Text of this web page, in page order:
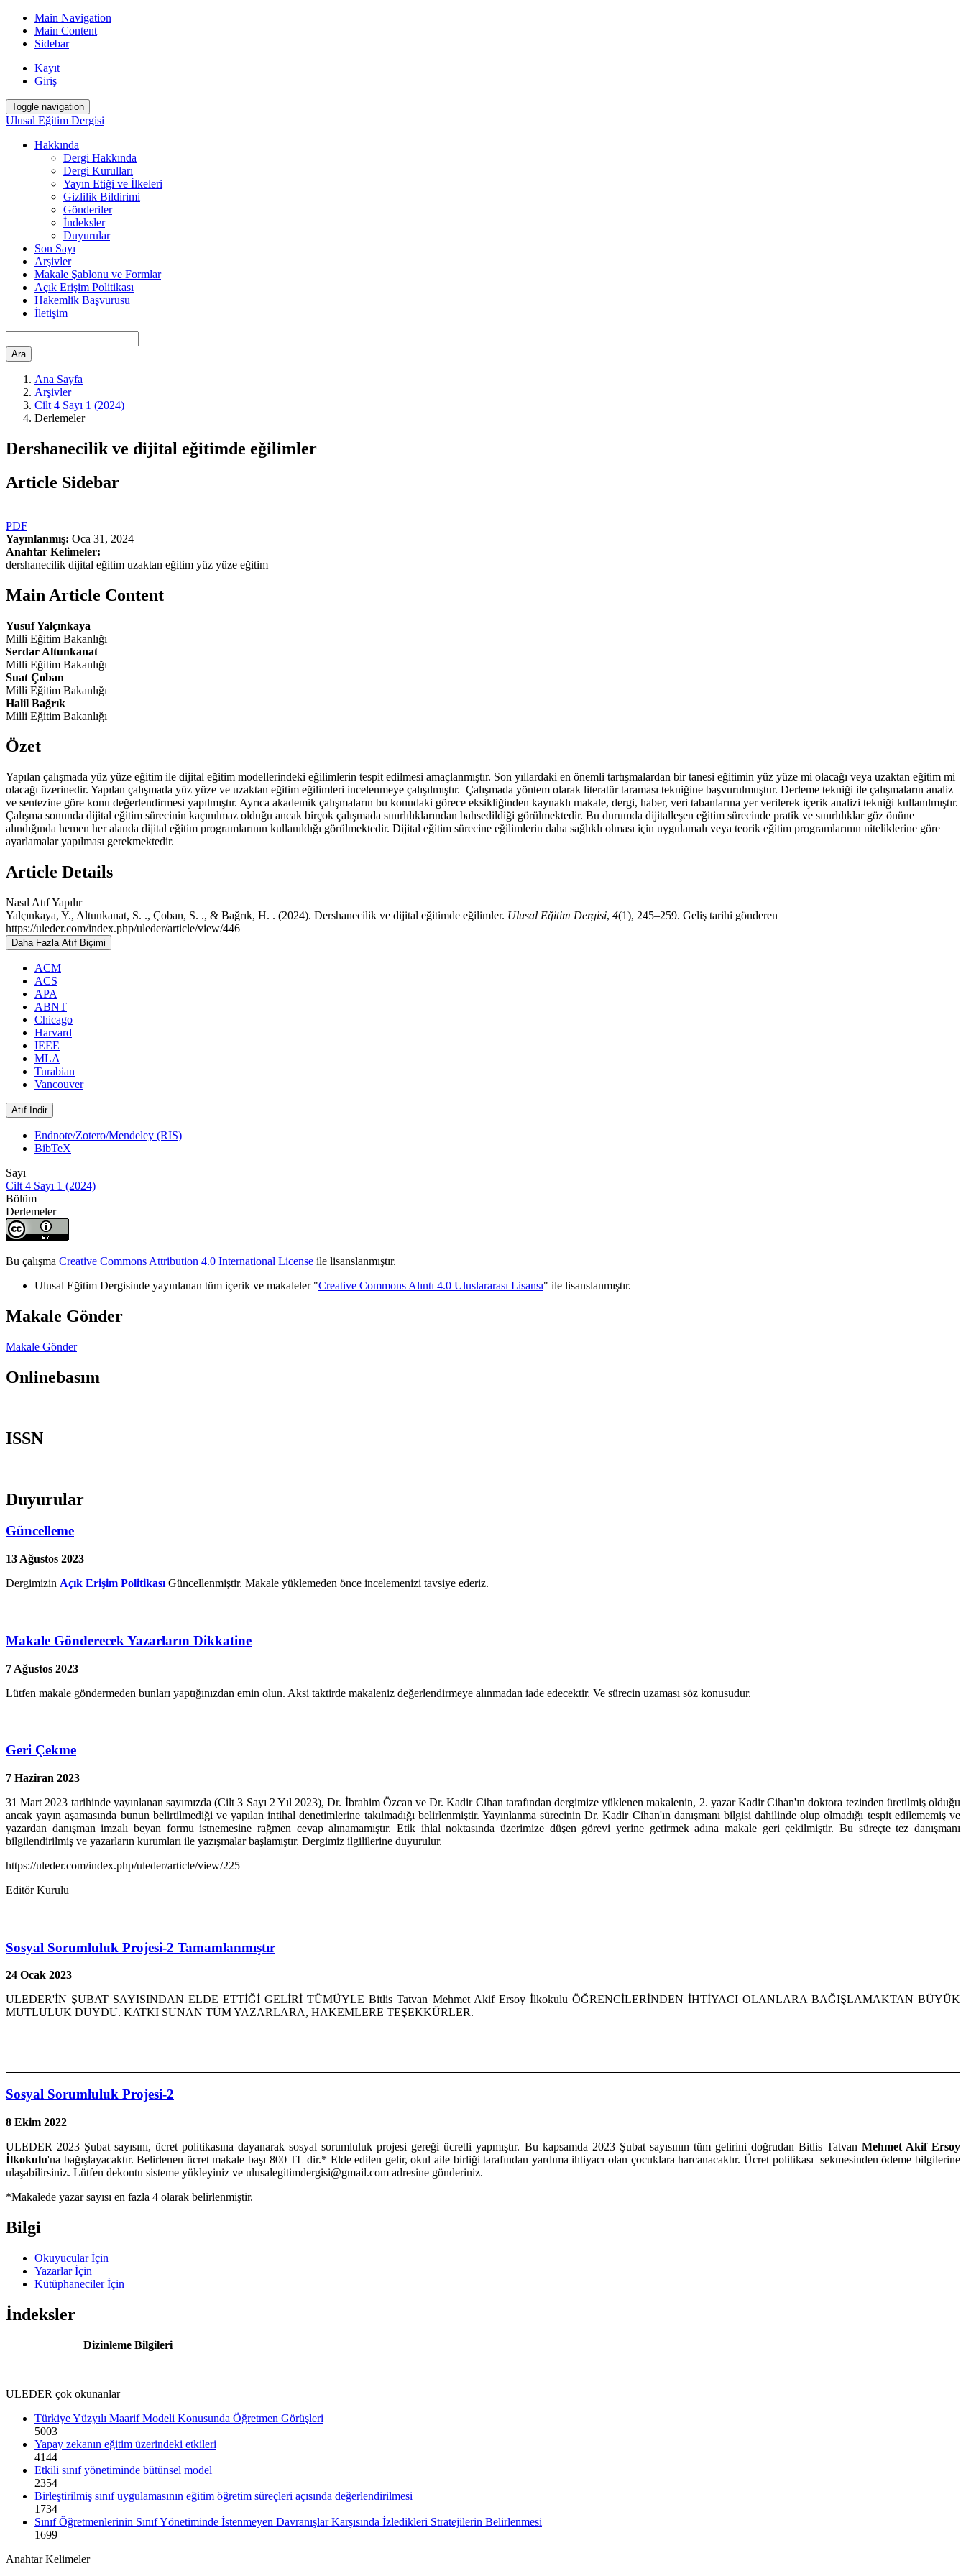
Main Navigation
Main Content
Sidebar
Kayıt
Giriş
Toggle navigation
Ulusal Eğitim Dergisi
Hakkında
Dergi Hakkında
Dergi Kurulları
Yayın Etiği ve İlkeleri
Gizlilik Bildirimi
Gönderiler
İndeksler
Duyurular
Son Sayı
Arşivler
Makale Şablonu ve Formlar
Açık Erişim Politikası
Hakemlik Başvurusu
İletişim
Ara
Ana Sayfa
Arşivler
Cilt 4 Sayı 1 (2024)
Derlemeler
Dershanecilik ve dijital eğitimde eğilimler
Article Sidebar
PDF
Yayınlanmış: Oca 31, 2024
Anahtar Kelimeler:
dershanecilik dijital eğitim uzaktan eğitim yüz yüze eğitim
Main Article Content
Yusuf Yalçınkaya
Milli Eğitim Bakanlığı
Serdar Altunkanat
Milli Eğitim Bakanlığı
Suat Çoban
Milli Eğitim Bakanlığı
Halil Bağrık
Milli Eğitim Bakanlığı
Özet
Yapılan çalışmada yüz yüze eğitim ile dijital eğitim modellerindeki eğilimlerin tespit edilmesi amaçlanmıştır. Son yıllardaki en önemli tartışmalardan bir tanesi eğitimin yüz yüze mi olacağı veya uzaktan eğitim mi
olacağı üzerinedir. Yapılan çalışmada yüz yüze ve uzaktan eğitim eğilimleri incelenmeye çalışılmıştır. Çalışmada yöntem olarak literatür taraması tekniğine başvurulmuştur. Derleme tekniği ile çalışmaların analiz
ve sentezine göre konu değerlendirmesi yapılmıştır. Ayrıca akademik çalışmaların bu konudaki görece eksikliğinden kaynaklı makale, dergi, haber, veri tabanlarına yer verilerek içerik analizi tekniği kullanılmıştır.
Çalışma sonunda dijital eğitim sürecinin kaçınılmaz olduğu ancak birçok çalışmada sınırlılıklarından bahsedildiği görülmektedir. Bu durumda dijitalleşen eğitim sürecinde pratik ve sınırlılıklar göz önüne
alındığında hemen her alanda dijital eğitim programlarının kullanıldığı görülmektedir. Dijital eğitim sürecine eğilimlerin daha sağlıklı olması için uygulamalı veya teorik eğitim programlarının niteliklerine göre
ayarlamalar yapılması gerekmektedir.
Article Details
Nasıl Atıf Yapılır
Yalçınkaya, Y., Altunkanat, S. ., Çoban, S. ., & Bağrık, H. . (2024). Dershanecilik ve dijital eğitimde eğilimler. Ulusal Eğitim Dergisi, 4(1), 245–259. Geliş tarihi gönderen
https://uleder.com/index.php/uleder/article/view/446
Daha Fazla Atıf Biçimi
ACM
ACS
APA
ABNT
Chicago
Harvard
IEEE
MLA
Turabian
Vancouver
Atıf İndir
Endnote/Zotero/Mendeley (RIS)
BibTeX
Sayı
Cilt 4 Sayı 1 (2024)
Bölüm
Derlemeler
Bu çalışma Creative Commons Attribution 4.0 International License ile lisanslanmıştır.
Ulusal Eğitim Dergisinde yayınlanan tüm içerik ve makaleler "Creative Commons Alıntı 4.0 Uluslararası Lisansı" ile lisanslanmıştır.
Makale Gönder
Makale Gönder
Onlinebasım
ISSN
Duyurular
Güncelleme
13 Ağustos 2023
Dergimizin Açık Erişim Politikası Güncellenmiştir. Makale yüklemeden önce incelemenizi tavsiye ederiz.
Makale Gönderecek Yazarların Dikkatine
7 Ağustos 2023
Lütfen makale göndermeden bunları yaptığınızdan emin olun. Aksi taktirde makaleniz değerlendirmeye alınmadan iade edecektir. Ve sürecin uzaması söz konusudur.
Geri Çekme
7 Haziran 2023
31 Mart 2023 tarihinde yayınlanan sayımızda (Cilt 3 Sayı 2 Yıl 2023), Dr. İbrahim Özcan ve Dr. Kadir Cihan tarafından dergimize yüklenen makalenin, 2. yazar Kadir Cihan'ın doktora tezinden üretilmiş olduğu
ancak yayın aşamasında bunun belirtilmediği ve yapılan intihal denetimlerine takılmadığı belirlenmiştir. Yayınlanma sürecinin Dr. Kadir Cihan'ın danışmanı bilgisi dahilinde olup olmadığı tespit edilememiş ve
yazardan danışman imzalı beyan formu istnemesine rağmen cevap alınamamıştır. Etik ihlal noktasında üzerimize düşen görevi yerine getirmek adına makale geri çekilmiştir. Bu süreçte tez danışmanı
bilgilendirilmiş ve yazarların kurumları ile yazışmalar başlamıştır. Dergimiz ilgililerine duyurulur.
https://uleder.com/index.php/uleder/article/view/225
Editör Kurulu
Sosyal Sorumluluk Projesi-2 Tamamlanmıştır
24 Ocak 2023
ULEDER'İN ŞUBAT SAYISINDAN ELDE ETTİĞİ GELİRİ TÜMÜYLE Bitlis Tatvan Mehmet Akif Ersoy İlkokulu ÖĞRENCİLERİNDEN İHTİYACI OLANLARA BAĞIŞLAMAKTAN BÜYÜK
MUTLULUK DUYDU. KATKI SUNAN TÜM YAZARLARA, HAKEMLERE TEŞEKKÜRLER.
Sosyal Sorumluluk Projesi-2
8 Ekim 2022
ULEDER 2023 Şubat sayısını, ücret politikasına dayanarak sosyal sorumluluk projesi gereği ücretli yapmıştır. Bu kapsamda 2023 Şubat sayısının tüm gelirini doğrudan Bitlis Tatvan Mehmet Akif Ersoy
İlkokulu'na bağışlayacaktır. Belirlenen ücret makale başı 800 TL dir.* Elde edilen gelir, okul aile birliği tarafından yardıma ihtiyacı olan çocuklara harcanacaktır. Ücret politikası sekmesinden ödeme bilgilerine
ulaşabilirsiniz. Lütfen dekontu sisteme yükleyiniz ve ulusalegitimdergisi@gmail.com adresine gönderiniz.
*Makalede yazar sayısı en fazla 4 olarak belirlenmiştir.
Bilgi
Okuyucular İçin
Yazarlar İçin
Kütüphaneciler İçin
İndeksler
Dizinleme Bilgileri
ULEDER çok okunanlar
Türkiye Yüzyılı Maarif Modeli Konusunda Öğretmen Görüşleri
5003
Yapay zekanın eğitim üzerindeki etkileri
4144
Etkili sınıf yönetiminde bütünsel model
2354
Birleştirilmiş sınıf uygulamasının eğitim öğretim süreçleri açısında değerlendirilmesi
1734
Sınıf Öğretmenlerinin Sınıf Yönetiminde İstenmeyen Davranışlar Karşısında İzledikleri Stratejilerin Belirlenmesi
1699
Anahtar Kelimeler